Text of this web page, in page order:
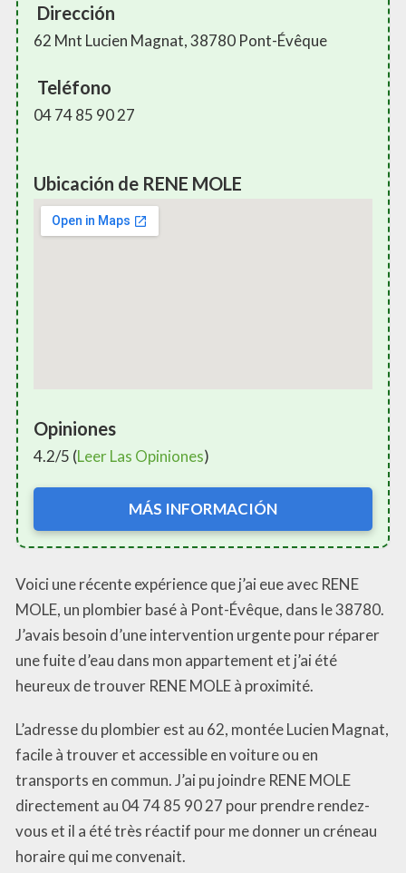
Dirección
62 Mnt Lucien Magnat, 38780 Pont-Évêque
Teléfono
04 74 85 90 27
Ubicación de RENE MOLE
Opiniones
4.2/5 (Leer Las Opiniones)
MÁS INFORMACIÓN
Voici une récente expérience que j’ai eue avec RENE
MOLE, un plombier basé à Pont-Évêque, dans le 38780.
J’avais besoin d’une intervention urgente pour réparer
une fuite d’eau dans mon appartement et j’ai été
heureux de trouver RENE MOLE à proximité.
L’adresse du plombier est au 62, montée Lucien Magnat,
facile à trouver et accessible en voiture ou en
transports en commun. J’ai pu joindre RENE MOLE
directement au 04 74 85 90 27 pour prendre rendez-
vous et il a été très réactif pour me donner un créneau
horaire qui me convenait.